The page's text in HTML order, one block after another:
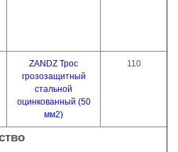
ZANDZ Трос
грозозащитный
стальной
оцинкованный (50
мм2)
110